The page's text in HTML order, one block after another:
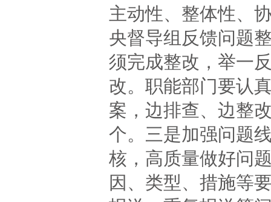
主动性、整体性、
央督导组反馈问题
须完成整改，举一
改。职能部门要认
案，边排查、边整
个。三是加强问题
核，高质量做好问
因、类型、措施等